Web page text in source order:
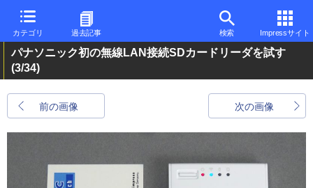
カテゴリ 過去記事 検索 Impressサイト
パナソニック初の無線LAN接続SDカードリーダを試す
(3/34)
前の画像 次の画像